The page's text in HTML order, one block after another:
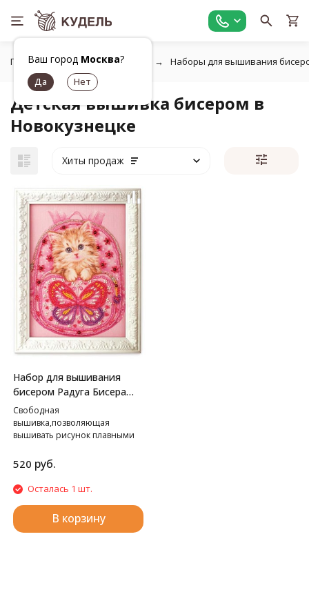
Ваш город Москва?
Главная Работа с бисером Наборы для вышивания
Детская вышивка бисером в
Новокузнецке
Хиты продаж
Набор для вышивания
бисером Радуга Бисера
В-508 Путешественница,
13*18 см
Свободная
вышивка,позволяющая
вышивать рисунок плавными
520 руб.
Осталась 1 шт.
В корзину